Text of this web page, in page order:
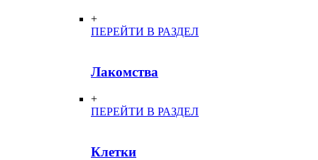
+
ПЕРЕЙТИ В РАЗДЕЛ
Лакомства
+
ПЕРЕЙТИ В РАЗДЕЛ
Клетки